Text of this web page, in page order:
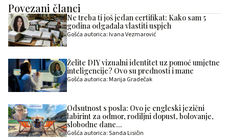
Povezani članci
Ne treba ti još jedan certifikat: Kako sam 5
godina odgađala vlastiti uspjeh
Gošća autorica: Ivana Vezmarović
Želite DIY vizualni identitet uz pomoć umjetne
inteligencije? Ovo su prednosti i mane
Gošća autorica: Marija Gradečak
Odsutnost s posla: Ovo je engleski jezični
labirint za odmor, rodiljni dopust, bolovanje,
slobodne dane…
Gošća autorica: Sanda Lisičin